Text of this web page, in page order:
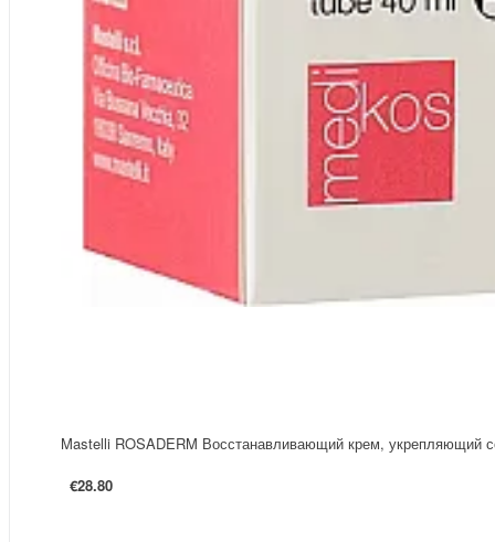
Mastelli ROSADERM Восстанавливающий крем, укрепляющий
€28.80